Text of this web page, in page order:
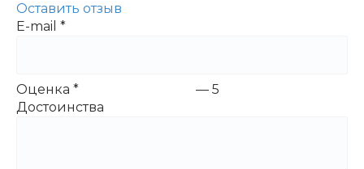
Оставить отзыв
E-mail *
Оценка * — 5
Достоинства